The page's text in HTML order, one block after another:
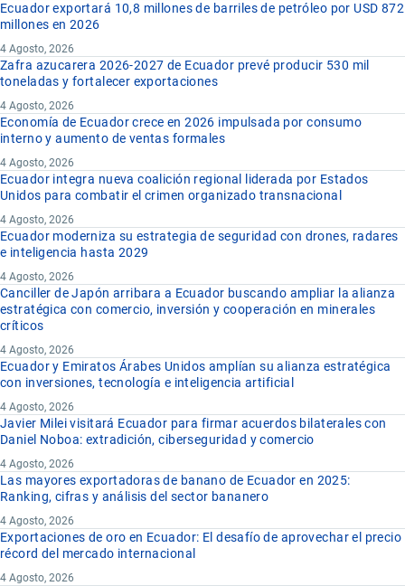
Ecuador exportará 10,8 millones de barriles de petróleo por USD 872
millones en 2026
4 Agosto, 2026
Zafra azucarera 2026-2027 de Ecuador prevé producir 530 mil
toneladas y fortalecer exportaciones
4 Agosto, 2026
Economía de Ecuador crece en 2026 impulsada por consumo
interno y aumento de ventas formales
4 Agosto, 2026
Ecuador integra nueva coalición regional liderada por Estados
Unidos para combatir el crimen organizado transnacional
4 Agosto, 2026
Ecuador moderniza su estrategia de seguridad con drones, radares
e inteligencia hasta 2029
4 Agosto, 2026
Canciller de Japón arribara a Ecuador buscando ampliar la alianza
estratégica con comercio, inversión y cooperación en minerales
críticos
4 Agosto, 2026
Ecuador y Emiratos Árabes Unidos amplían su alianza estratégica
con inversiones, tecnología e inteligencia artificial
4 Agosto, 2026
Javier Milei visitará Ecuador para firmar acuerdos bilaterales con
Daniel Noboa: extradición, ciberseguridad y comercio
4 Agosto, 2026
Las mayores exportadoras de banano de Ecuador en 2025:
Ranking, cifras y análisis del sector bananero
4 Agosto, 2026
Exportaciones de oro en Ecuador: El desafío de aprovechar el precio
récord del mercado internacional
4 Agosto, 2026